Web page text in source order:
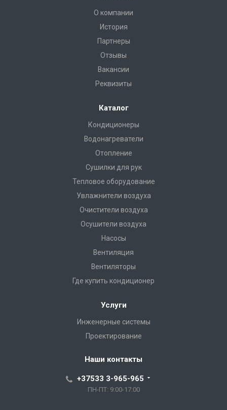
О компании
История
Партнеры
Отзывы
Вакансии
Реквизиты
Каталог
Кондиционеры
Водонагреватели
Отопление
Сушилки для рук
Тепловое оборудование
Увлажнители воздуха
Очистители воздуха
Осушители воздуха
Насосы
Вентиляция
Вентиляторы
Где купить кондиционер
Услуги
Инженерные системы
Проектирование
Наши контакты
+37533 3-965-965
ПН-ПТ: 9:00-17:00